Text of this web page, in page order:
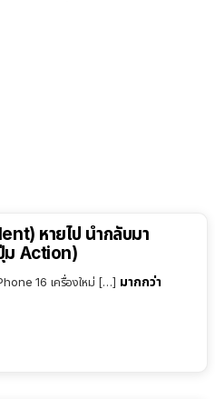
หายไป นำกลับมา
ม Action)
16 เครื่องใหม่ […] มากกว่า